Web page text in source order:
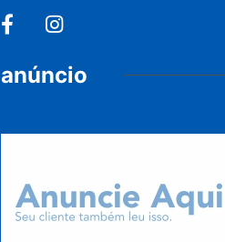
anúncio